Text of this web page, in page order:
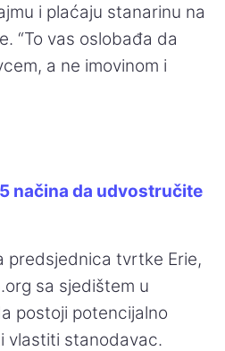
i plaćaju stanarinu na
“To vas oslobađa da
a ne imovinom i
5 načina da udvostručite
predsjednica tvrtke Erie,
sa sjedištem u
postoji potencijalno
vlastiti stanodavac.